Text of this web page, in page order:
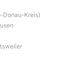
Donau-Kreis)